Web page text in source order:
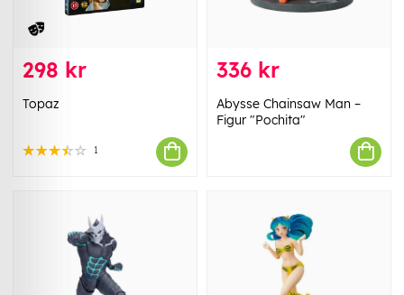
298 kr
Topaz
1
336 kr
Abysse Chainsaw Man –
Figur "Pochita"